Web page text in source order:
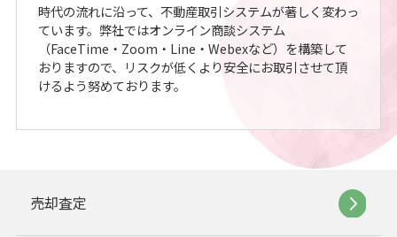
時代の流れに沿って、不動産取引システムが著しく変わっ
ています。弊社ではオンライン商談システム
（FaceTime・Zoom・Line・Webexなど）を構築して
おりますので、リスクが低くより安全にお取引させて頂
けるよう努めております。
売却査定